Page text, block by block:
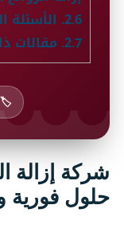
2.6. الأسئلة
2.7. مقالات
🏷️
حلول فورية